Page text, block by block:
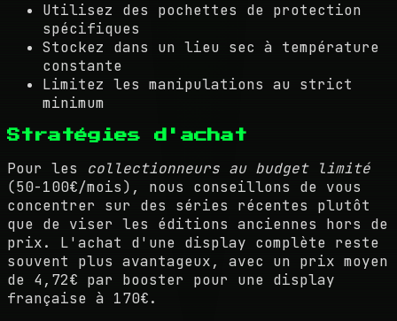
Utilisez des pochettes de protection
spécifiques
Stockez dans un lieu sec à température
constante
Limitez les manipulations au strict
minimum
Stratégies d'achat
Pour les collectionneurs au budget limité
(50-100€/mois), nous conseillons de vous
concentrer sur des séries récentes plutôt
que de viser les éditions anciennes hors de
prix. L'achat d'une display complète reste
souvent plus avantageux, avec un prix moyen
de 4,72€ par booster pour une display
française à 170€.